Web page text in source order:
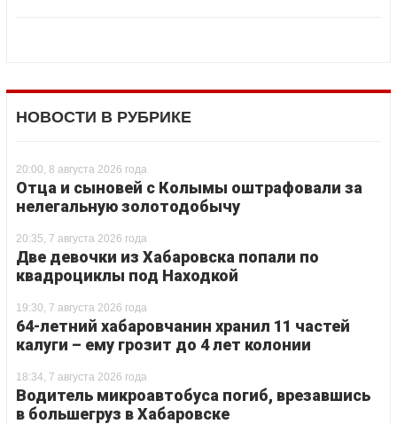
НОВОСТИ В РУБРИКЕ
20:00, 8 августа 2026 года
Отца и сыновей с Колымы оштрафовали за
нелегальную золотодобычу
20:35, 7 августа 2026 года
Две девочки из Хабаровска попали по
квадроциклы под Находкой
19:30, 7 августа 2026 года
64-летний хабаровчанин хранил 11 частей
калуги – ему грозит до 4 лет колонии
18:34, 7 августа 2026 года
Водитель микроавтобуса погиб, врезавшись
в большегруз в Хабаровске